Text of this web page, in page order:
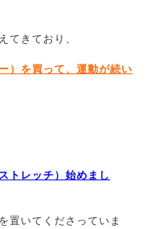
てきており、
）を買って、運動が続い
トレッチ）始めまし
置いてくださっていま